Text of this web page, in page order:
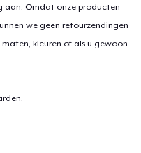
aan. Omdat onze producten
we geen retourzendingen
kleuren of als u gewoon